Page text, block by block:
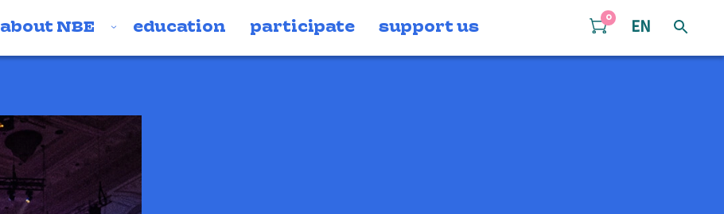
about NBE education participate support us
0
EN